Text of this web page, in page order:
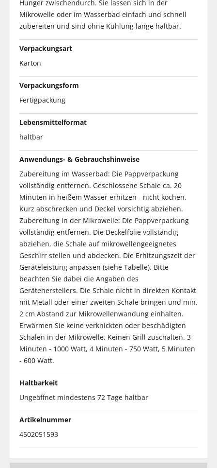
Hunger zwischendurch. Sie lassen sich in der
Mikrowelle oder im Wasserbad einfach und schnell
zubereiten und sind ohne Kühlung lange haltbar.
Verpackungsart
Karton
Verpackungsform
Fertigpackung
Lebensmittelformat
haltbar
Anwendungs- & Gebrauchshinweise
Zubereitung im Wasserbad: Die Pappverpackung
vollständig entfernen. Geschlossene Schale ca. 20
Minuten in heißem Wasser erhitzen - nicht kochen.
Kurz abschrecken und Deckel vorsichtig abziehen.
Zubereitung in der Mikrowelle: Die Pappverpackung
vollständig entfernen. Die Deckelfolie vollständig
abziehen, die Schale auf mikrowellengeeignetes
Geschirr stellen und abdecken. Die Erhitzungszeit der
Geräteleistung anpassen (siehe Tabelle). Bitte
beachten Sie dabei die Angaben des
Geräteherstellers. Die Schale nicht in direkten Kontakt
mit Metall oder einer zweiten Schale bringen und min.
2 cm Abstand zur Mikrowellenwandung einhalten.
Erwärmen Sie keine verknickten oder beschädigten
Schalen in der Mikrowelle. Keinen Grill zuschalten. 3
Minuten - 1000 Watt, 4 Minuten - 750 Watt, 5 Minuten
- 600 Watt.
Haltbarkeit
Ungeöffnet mindestens 72 Tage haltbar
Artikelnummer
4502051593